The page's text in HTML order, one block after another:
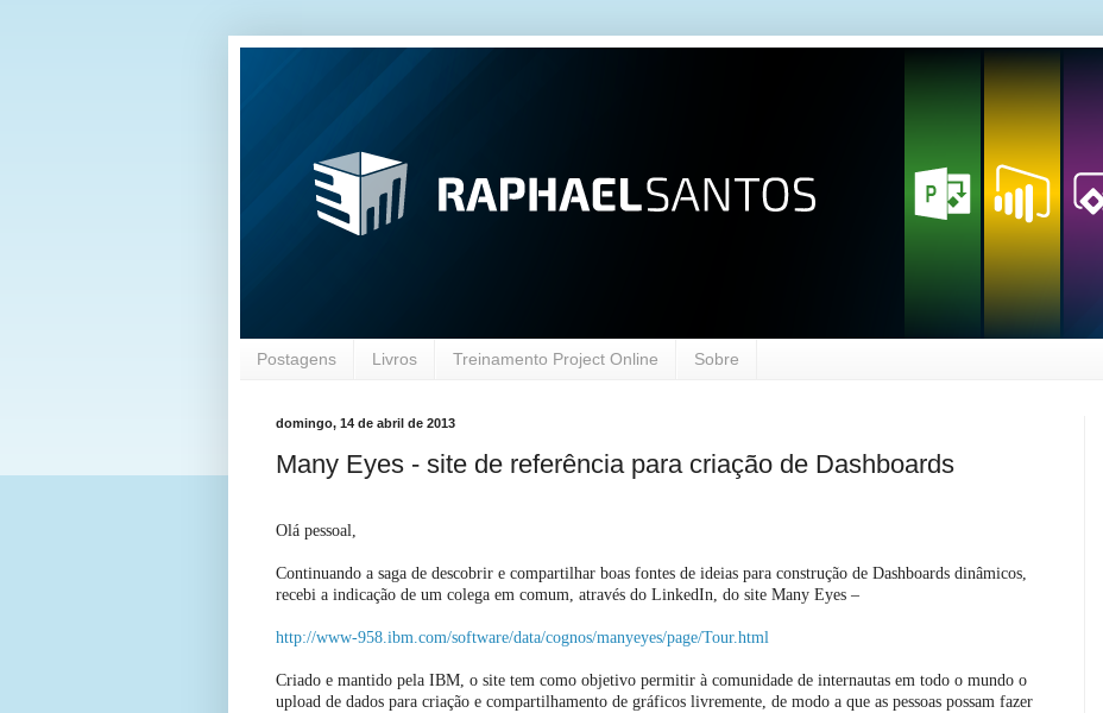
Postagens Livros Treinamento Project Online Sobre
domingo, 14 de abril de 2013
Many Eyes - site de referência para criação de Dashboards
Olá pessoal,
Continuando a saga de descobrir e compartilhar boas fontes de ideias para construção de Dashboards dinâmicos,
recebi a indicação de um colega em comum, através do LinkedIn, do site Many Eyes –
http://www-958.ibm.com/software/data/cognos/manyeyes/page/Tour.html
Criado e mantido pela IBM, o site tem como objetivo permitir à comunidade de internautas em todo o mundo o
upload de dados para criação e compartilhamento de gráficos livremente, de modo a que as pessoas possam fazer